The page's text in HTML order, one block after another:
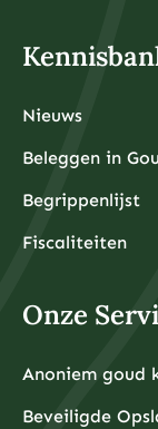
Nieuws
Beleggen in
Begrippenlijst
Fiscaliteiten
Onze
Anoniem goud
Beveiligde